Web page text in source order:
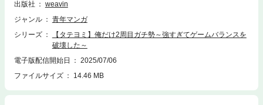
出版社
weavin
ジャンル
青年マンガ
シリーズ
【タテヨミ】俺だけ2周目ガチ勢～強すぎてゲームバランスを
破壊した～
電子版配信開始日
2025/07/06
ファイルサイズ
14.46 MB